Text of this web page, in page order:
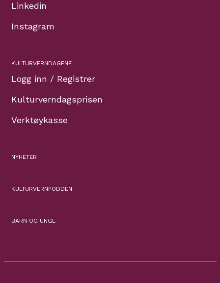
Linkedin
Instagram
KULTURVERNDAGENE
Logg inn / Registrer
Kulturverndagsprisen
Verktøykasse
NYHETER
KULTURVERNPODDEN
BARN OG UNGE